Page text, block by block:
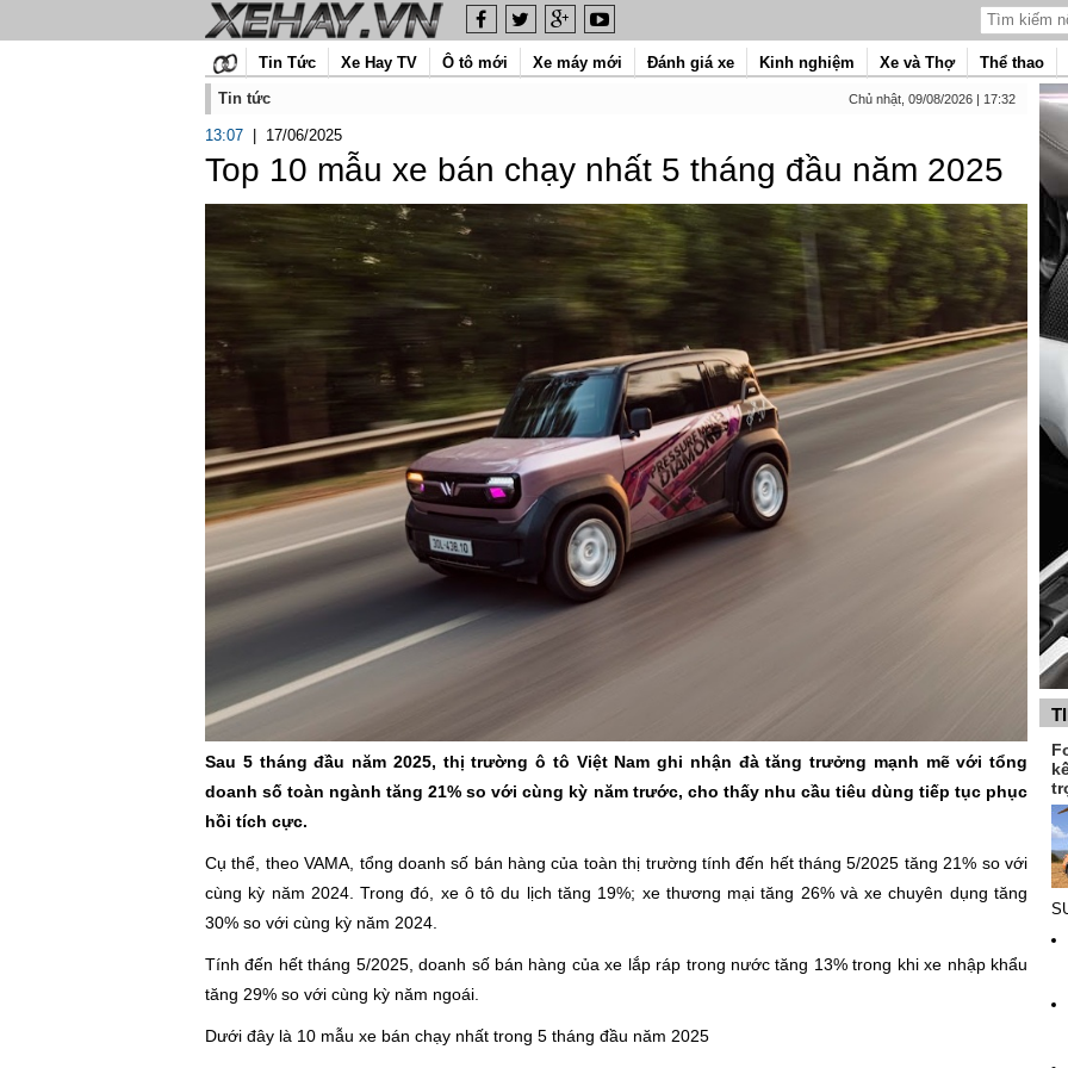
Tin Tức Xe Hay TV Ô tô mới Xe máy mới Đánh giá xe Kinh nghiệm Xe và Thợ Thể thao
Tin tức
Chủ nhật, 09/08/2026 | 17:32
13:07 17/06/2025
Top 10 mẫu xe bán chạy nhất 5 tháng đầu năm 2025
Sau 5 tháng đầu năm 2025, thị trường ô tô Việt Nam ghi nhận đà tăng trưởng mạnh mẽ với tổng
doanh số toàn ngành tăng 21% so với cùng kỳ năm trước, cho thấy nhu cầu tiêu dùng tiếp tục phục
hồi tích cực.
Cụ thể, theo VAMA, tổng doanh số bán hàng của toàn thị trường tính đến hết tháng 5/2025 tăng 21% so với
cùng kỳ năm 2024. Trong đó, xe ô tô du lịch tăng 19%; xe thương mại tăng 26% và xe chuyên dụng tăng
30% so với cùng kỳ năm 2024.
Tính đến hết tháng 5/2025, doanh số bán hàng của xe lắp ráp trong nước tăng 13% trong khi xe nhập khẩu
tăng 29% so với cùng kỳ năm ngoái.
Dưới đây là 10 mẫu xe bán chạy nhất trong 5 tháng đầu năm 2025